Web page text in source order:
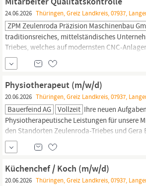
bezogenen Anfragen und...
24.06.2026 Thüringen, Greiz Landkreis, 07937,
ZPM Zeulenroda Präzision Maschinenbau
traditionsreiches, mittelständisches
Triebes, welches auf modernsten CNC-
Systembaugruppen, Präzisionsteile sowie
Gehäuseeinheiten in höchster Qualität
umweltschonend herstellt. AUFGABEN Ihre
Maßhaltigkeitsprüfung anhand von
Fehler und Unsauberkeiten mittels...
Physiotherapeut (m/w/d)
20.06.2026 Thüringen, Greiz Landkreis, 07937,
Bauerfeind AG Vollzeit Ihre neuen Aufgaben
Physiotherapeutische Leistungen für unsere
den Standorten Zeulenroda-Triebes und Gera
Anleitung unserer Mitarbeiter/innen zu
und Übungen zur Eigenbehandlung
Weiterentwicklung von präventiven
Mitgestaltung und Organisation von
uns...
Küchenchef / Koch (m/w/d)
20.06.2026 Thüringen, Greiz Landkreis, 07937,